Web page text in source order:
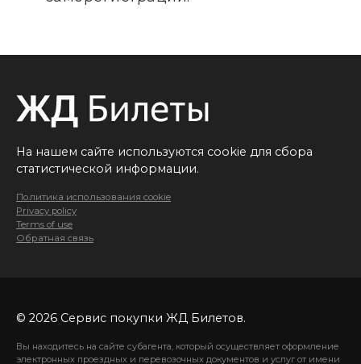
На нашем сайте используются cookie для сбора
статистической информации.
Политика использования cookie
Privacy policy
Terms of use
Обратная связь
© 2026 Сервис покупки ЖД Билетов.
Вы находитесь на сайте субагента, который осуществляет оформление
электронных проездных и перевозочных документов и услуг от имени